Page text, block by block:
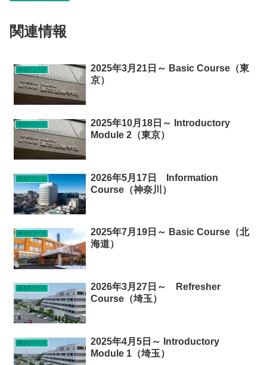
関連情報
過去のコース
2025年3月21日～ Basic Course（東
京）
過去のコース
2025年10月18日～ Introductory
Module 2（東京）
過去のコース
2026年5月17日 Information
Course（神奈川）
過去のコース
2025年7月19日～ Basic Course（北
海道）
過去のコース
2026年3月27日～ Refresher
Course（埼玉）
過去のコース
2025年4月5日～ Introductory
Module 1（埼玉）